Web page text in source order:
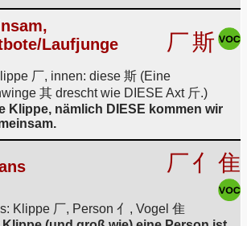
Laufjunge
厂斯
厂, innen: diese 斯 (Eine
其 drescht wie DIESE Axt 斤.)
Klippe, nämlich DIESE kommen wir
厂亻 隹
Klippe 厂, Person 亻, Vogel 隹